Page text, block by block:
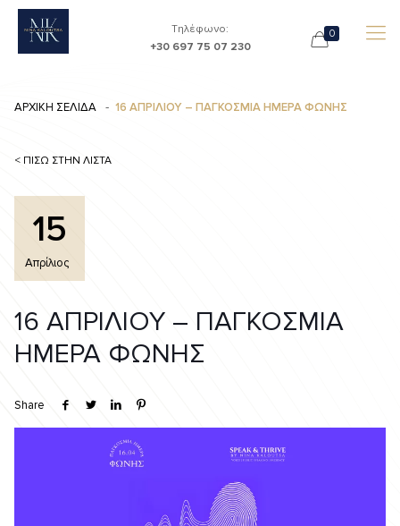
Τηλέφωνο:
+30 697 75 07 230
0
ΑΡΧΙΚΗ ΣΕΛΙΔΑ 16 ΑΠΡΙΛΙΟΥ – ΠΑΓΚΟΣΜΙΑ ΗΜΕΡΑ ΦΩΝΗΣ
< ΠΙΣΩ ΣΤΗΝ ΛΙΣΤΑ
15
Απρίλιος
16 ΑΠΡΙΛΙΟΥ – ΠΑΓΚΟΣΜΙΑ
ΗΜΕΡΑ ΦΩΝΗΣ
Share